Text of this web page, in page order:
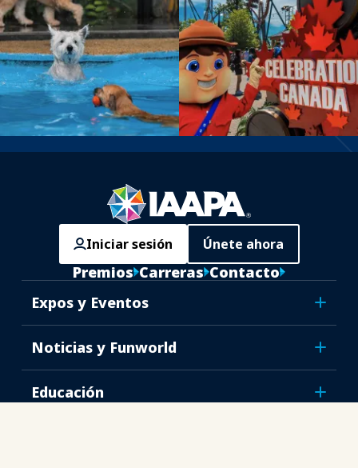
Iniciar sesión Únete ahora
Premios Carreras Contacto
Expos y Eventos
Noticias y Funworld
Educación